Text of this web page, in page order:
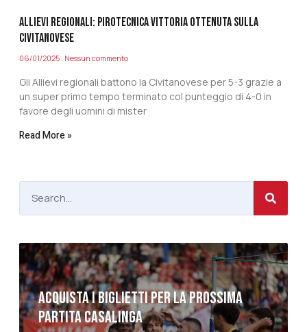
ALLIEVI REGIONALI: PIROTECNICA VITTORIA OTTENUTA SULLA
CIVITANOVESE
06/01/2025 Nessun commento
Gli Allievi regionali battono la Civitanovese per 5-3 grazie a
un super primo tempo terminato col punteggio di 4-0 in
favore degli uomini di mister
Read More »
ACQUISTA I BIGLIETTI PER LA PROSSIMA
PARTITA CASALINGA